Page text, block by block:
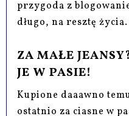
przygoda z
długo, na resztę życia.
ZA MAŁE
JE W PASIE!
Kupione daaawno
ostatnio za ciasne w